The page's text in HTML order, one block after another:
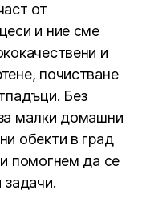
от
и ние сме
и
почистване
Без
малки домашни
обекти в град
помогнем да се
задачи.